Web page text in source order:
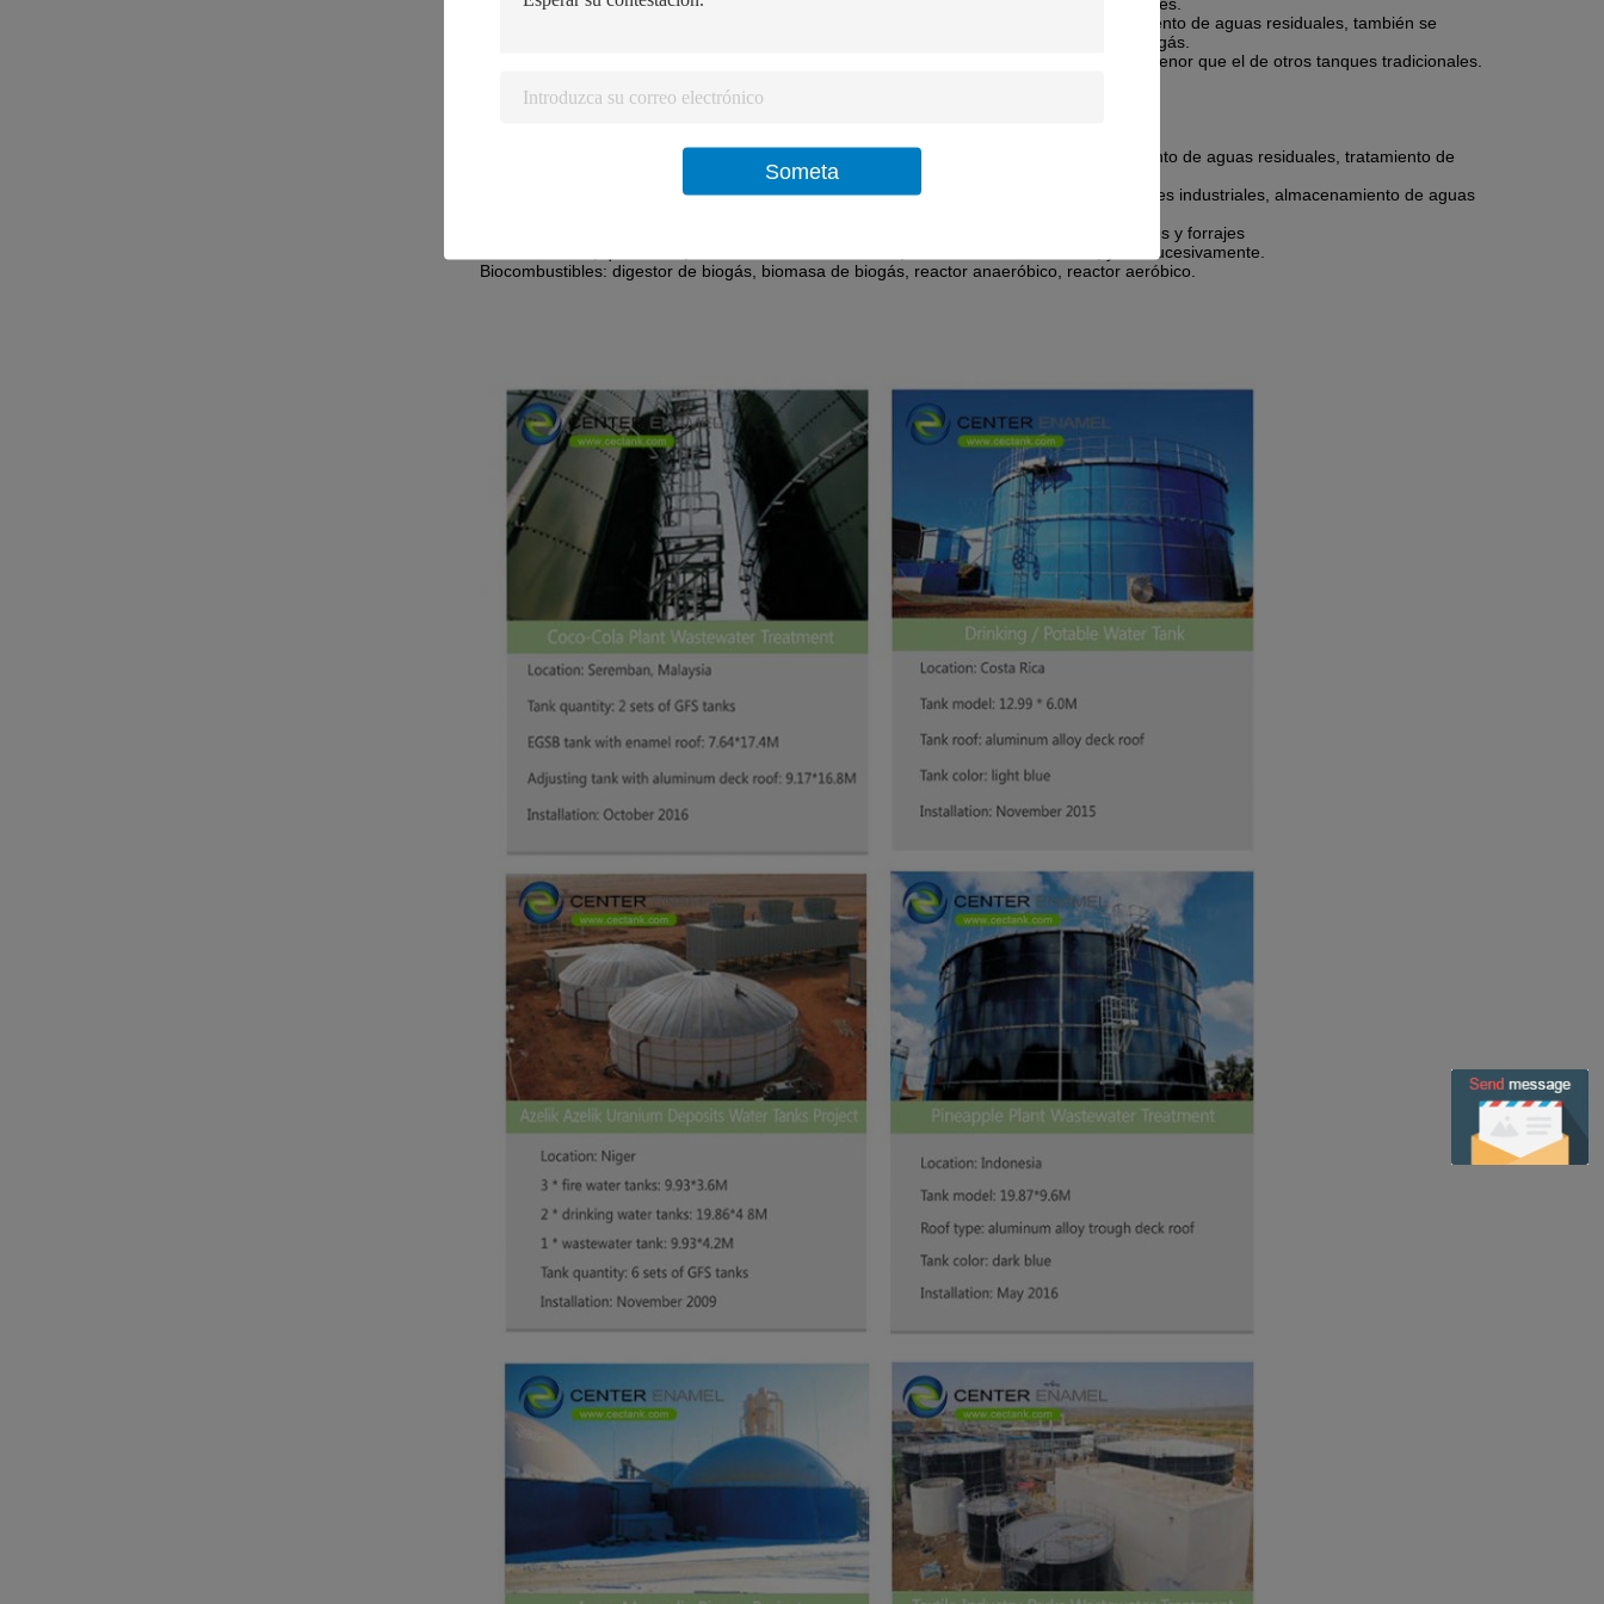
4Adecuado para diversos tipos de campos: no solo aguas residuales industriales, tratamiento de aguas residuales, también se
puede aplicar en energía y energía, tanques de almacenamiento agrícola, digestor de biogás.
5Bajo coste del proyecto: como de construcción corta, el coste de instalación es mucho menor que el de otros tanques tradicionales.
Municipal: agua potable, almacenamiento de lixiviación de residuos municipales, tratamiento de aguas residuales, tratamiento de
aguas residuales y digestión anaeróbica
Industria: almacenamiento y procesamiento de efluentes industriales, digestión de efluentes industriales, almacenamiento de aguas
Agricultura: almacenamiento de estiércol, producción de biogás agrícola y silos de cereales y forrajes
Minería: Diésel, queroseno, almacenamiento de carbón, silos de cenizas volantes, y así sucesivamente.
Biocombustibles: digestor de biogás, biomasa de biogás, reactor anaeróbico, reactor aeróbico.
Someta